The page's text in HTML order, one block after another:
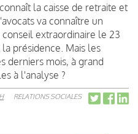
la caisse de retraite et
va connaître un
extraordinaire le 23
présidence. Mais les
derniers mois, à grand
à l'analyse ?
RELATIONS SOCIALES